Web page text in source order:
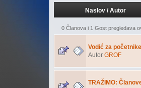
Naslov /Autor
0 Članova i 1 Gost pregledava
Vodić za početnike
Autor GROF
TRAŽIMO: